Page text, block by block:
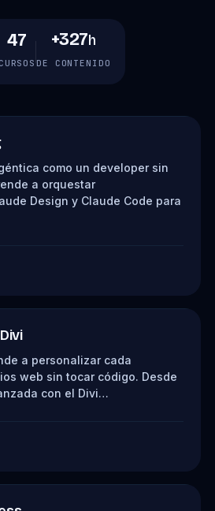
47 +327h
DE CONTENIDO
como un developer sin
a orquestar
Design y Claude Code para
a personalizar cada
web sin tocar código. Desde
con el Divi…